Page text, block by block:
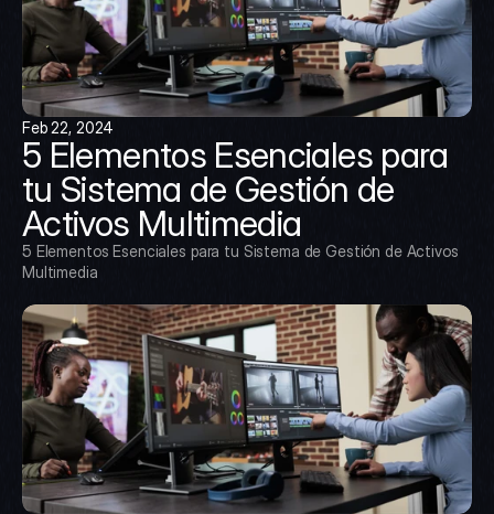
Feb 22, 2024
5 Elementos Esenciales para
tu Sistema de Gestión de
Activos Multimedia
5 Elementos Esenciales para tu Sistema de Gestión de Activos
Multimedia